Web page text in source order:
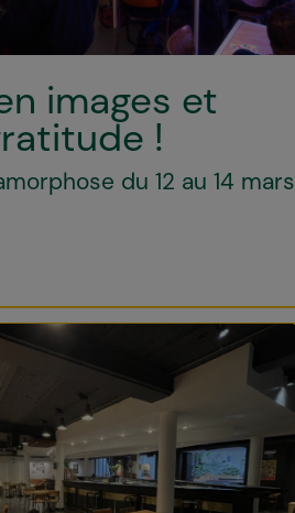
images et
!
du 12 au 14 mars